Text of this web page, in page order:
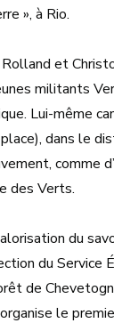
», à Rio.
Rolland et
militants
Lui-même
dans le
comme
des Verts.
du
du Service
de
le